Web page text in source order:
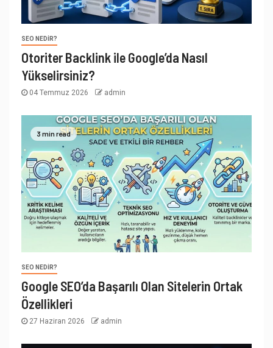
SEO NEDIR?
Otoriter Backlink ile Google’da Nasıl
Yükselirsiniz?
04 Temmuz 2026 admin
3 min read
SEO NEDIR?
Google SEO’da Başarılı Olan Sitelerin Ortak
Özellikleri
27 Haziran 2026 admin